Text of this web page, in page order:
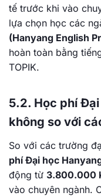
tế trước khi vào
lựa chọn học các
(Hanyang English
hoàn toàn bằng
TOPIK.
5.2. Học phí
không so với
So với các trường
phí Đại học
động từ 3.800.000
vào chuyên ngành.